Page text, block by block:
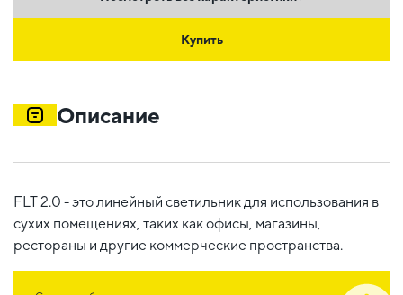
Купить
Описание
FLT 2.0 - это линейный светильник для использования в
сухих помещениях, таких как офисы, магазины,
рестораны и другие коммерческие пространства.